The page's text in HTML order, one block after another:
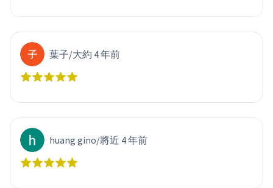
葉子/大約 4 年前
huang gino/將近 4 年前